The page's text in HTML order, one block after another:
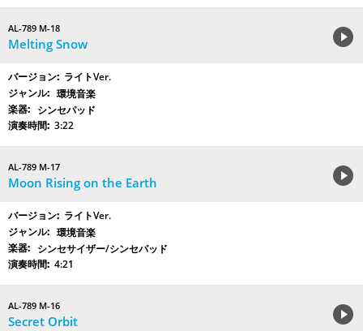
AL-789 M-18
Melting Snow
ライトVer.
環境音楽
シンセパッド
3:22
AL-789 M-17
Moon Rising on the Earth
ライトVer.
環境音楽
シンセサイザー/シンセパッド
4:21
AL-789 M-16
Secret Orbit